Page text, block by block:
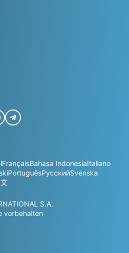
FrançaisBahasa IndonesiaItaliano
PortuguêsРусскийSvenska
S.A.
vorbehalten